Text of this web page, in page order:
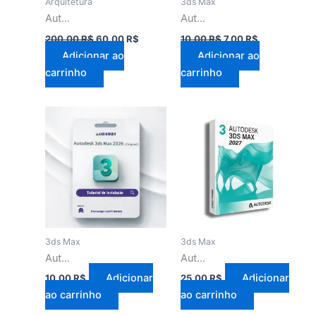
Autocad 2027 Completo
200,00R$60,00R$
Adicionar ao
carrinho
Autodesk 3ds Max 2025
10,00R$7,00R$
Adicionar ao
carrinho
3ds Max
Autodesk 3ds Max 2026
10,00R$
Adicionar
ao carrinho
3ds Max
Autodesk 3ds Max 2027
25,00R$
Adicionar
ao carrinho